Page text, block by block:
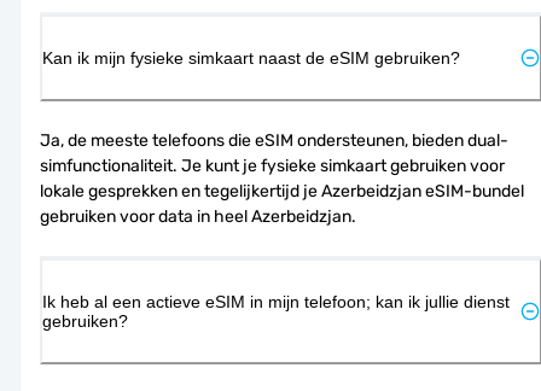
Kan ik mijn fysieke simkaart naast de eSIM gebruiken?
Ja, de meeste telefoons die eSIM ondersteunen, bieden dual-
simfunctionaliteit. Je kunt je fysieke simkaart gebruiken voor
lokale gesprekken en tegelijkertijd je Azerbeidzjan eSIM-bundel
gebruiken voor data in heel Azerbeidzjan.
Ik heb al een actieve eSIM in mijn telefoon; kan ik jullie dienst
gebruiken?